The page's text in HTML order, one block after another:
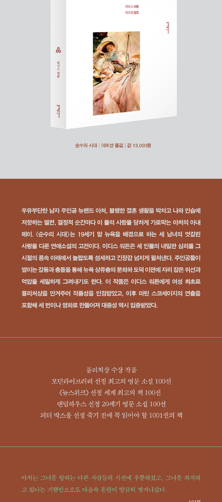
의 삶을 회고하기도 했으나, 가장 내밀한 감정들은 끝내 공개하지 않
았다. 그녀가 생전에 봉인해둔 편지와 일기들이 사후에 공개되면서
비로소 억압 속에서도 치열하게 자기 자신을 지켜온 한 여성의 진면
목이 드러났다. 제1차 세계대전 중에는 파리에 남아 전쟁 구호 활동을
이끌었다. 난민 구호소를 운영하고 전쟁 고아를 위한 모금 활동을 벌
인 공로로 프랑스 최고 훈장 레지옹 도뇌르를 받았다. 이디스 워튼은
1937년 8월 11일, 파리 근교 생브리스수포레의 자택에서 뇌졸중으
로 향년 75세에 생을 마감했다. 생애 동안 장편소설 15편, 중편소설
7편, 단편소설 85편, 다수의 시와 에세이와 여행기를 남긴 워튼은,
상류 사회의 내부자이면서 동시에 그 세계의 가장 냉철한 해부자였
다. 오늘날 그녀는 미국 문학사에서 가장 예리한 사회 비평가이자, 억